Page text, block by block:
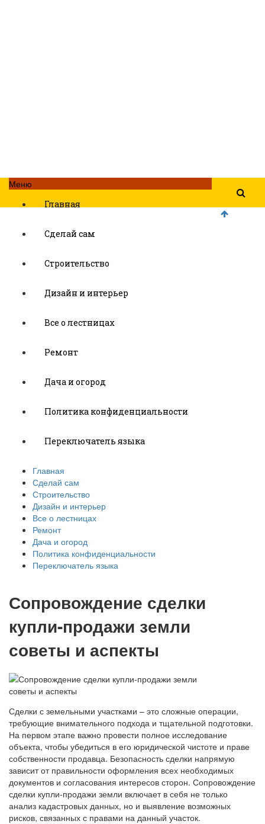
Меню
Главная
Сделай сам
Строительство
Дизайн и интерьер
Все о лестницах
Ремонт
Дача и огород
Политика конфиденциальности
Переключатель языка
Главная
Сделай сам
Строительство
Дизайн и интерьер
Все о лестницах
Ремонт
Дача и огород
Политика конфиденциальности
Переключатель языка
Сопровождение сделки
купли-продажи земли
советы и аспекты
Сделки с земельными участками – это сложные операции,
требующие внимательного подхода и тщательной подготовки.
На первом этапе важно провести полное исследование
объекта, чтобы убедиться в его юридической чистоте и праве
собственности продавца. Безопасность сделки напрямую
зависит от правильности оформления всех необходимых
документов и согласования интересов сторон. Сопровождение
сделки купли-продажи земли включает в себя не только
анализ кадастровых данных, но и выявление возможных
рисков, связанных с правами на данный участок.